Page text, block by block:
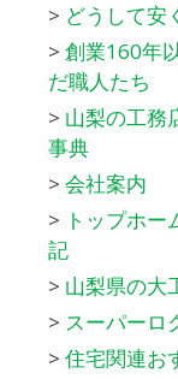
> どうして安
> 創業160年
だ職人たち
> 山梨の工務
事典
> 会社案内
> トップホ
記
> 山梨県の大
> スーパーロ
> 住宅関連お